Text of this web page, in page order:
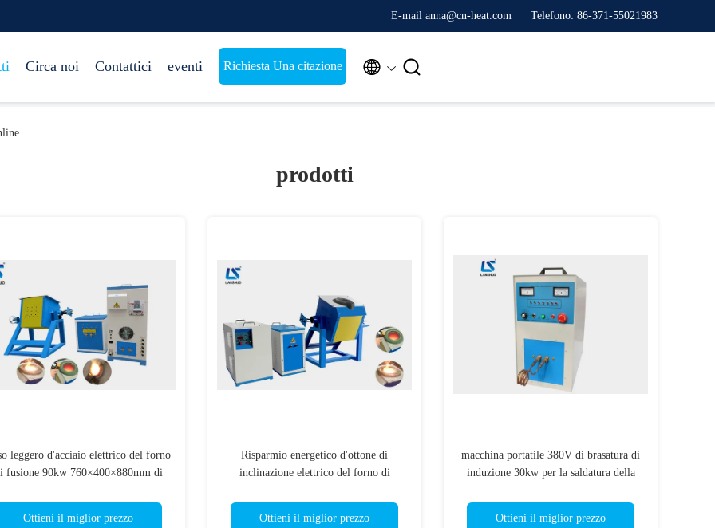
E-mail anna@cn-heat.com Telefono: 86-371-55021983
Circa noi Contattici eventi Richiesta Una citazione  
prodotti
leggero d'acciaio elettrico del forno
fusione 90kw 760×400×880mm di
Ottieni il miglior prezzo
Risparmio energetico d'ottone di
inclinazione elettrico del forno di
Ottieni il miglior prezzo
macchina portatile 380V di brasatura di
induzione 30kw per la saldatura della
Ottieni il miglior prezzo